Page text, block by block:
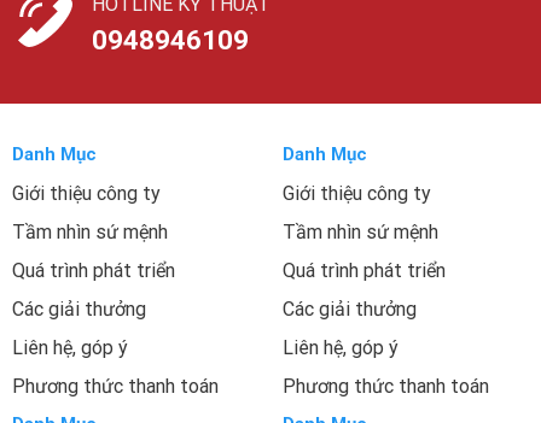
0948946109
Danh Mục
Giới thiệu công ty
Tầm nhìn sứ mệnh
Quá trình phát triển
Các giải thưởng
Liên hệ, góp ý
Phương thức thanh toán
Danh Mục
Giới thiệu công ty
Tầm nhìn sứ mệnh
Quá trình phát triển
Các giải thưởng
Liên hệ, góp ý
Phương thức thanh toán